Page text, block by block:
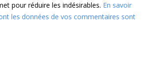
pour réduire les indésirables. En savoir
les données de vos commentaires sont